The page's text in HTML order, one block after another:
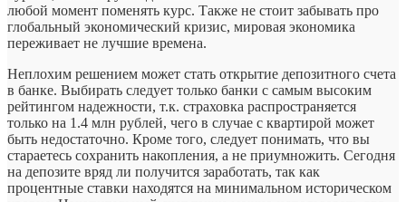
любой момент поменять курс. Также не стоит забывать про
глобальный экономический кризис, мировая экономика
переживает не лучшие времена.
Неплохим решением может стать открытие депозитного счета
в банке. Выбирать следует только банки с самым высоким
рейтингом надежности, т.к. страховка распространяется
только на 1.4 млн рублей, чего в случае с квартирой может
быть недостаточно. Кроме того, следует понимать, что вы
стараетесь сохранить накопления, а не приумножить. Сегодня
на депозите вряд ли получится заработать, так как
процентные ставки находятся на минимальном историческом